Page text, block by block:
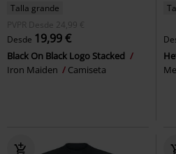
Talla grande
PVPR
Desde 24,99 €
Desde 19,99 €
Black On Black Logo Stacked
Iron Maiden
Camiseta